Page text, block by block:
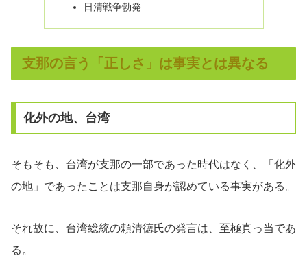
日清戦争勃発
支那の言う「正しさ」は事実とは異なる
化外の地、台湾
そもそも、台湾が支那の一部であった時代はなく、「化外
の地」であったことは支那自身が認めている事実がある。
それ故に、台湾総統の頼清徳氏の発言は、至極真っ当であ
る。